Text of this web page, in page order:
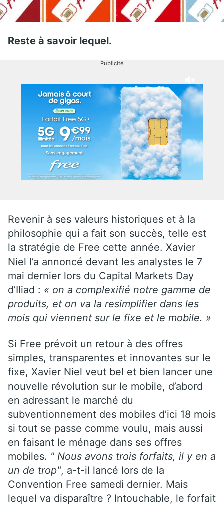
Reste à savoir lequel.
Publicité
Revenir à ses valeurs historiques et à la
philosophie qui a fait son succès, telle est
la stratégie de Free cette année. Xavier
Niel l’a annoncé devant les analystes le 7
mai dernier lors du Capital Markets Day
d’Iliad : « on a complexifié notre gamme de
produits, et on va la resimplifier dans les
mois qui viennent sur le fixe et le mobile. »
Si Free prévoit un retour à des offres
simples, transparentes et innovantes sur le
fixe, Xavier Niel veut bel et bien lancer une
nouvelle révolution sur le mobile, d’abord
en adressant le marché du
subventionnement des mobiles d’ici 18 mois
si tout se passe comme voulu, mais aussi
en faisant le ménage dans ses offres
mobiles. " Nous avons trois forfaits, il y en a
un de trop", a-t-il lancé lors de la
Convention Free samedi dernier. Mais
lequel va disparaître ? Intouchable, le forfait